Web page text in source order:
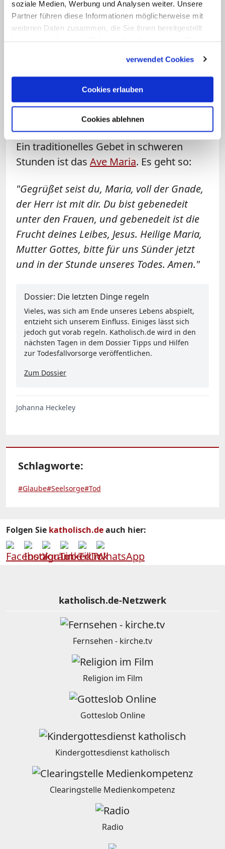
soziale Medien, Werbung und Analysen weiter. Unsere
Partner führen diese Informationen möglicherweise mit
weiteren Daten zusammen, die Sie ihnen bereitgestellt
verwendet Cookies
Cookies erlauben
Cookies ablehnen
Geldbörse, damit Sie sie immer
dabeihaben. Sprechen Sie auch mit Ihnen
Wunsch, damit sie darüber informiert
sind.
Gebetsvorschlag für die Rückseite der
Notfallkarte: Das Ave Maria
Ein traditionelles Gebet in schweren
Stunden ist das Ave Maria. Es geht so:
"Gegrüßet seist du, Maria, voll der Gnade,
der Herr ist mit dir. Du bist gebenedeit
unter den Frauen, und gebenedeit ist die
Frucht deines Leibes, Jesus. Heilige Maria,
Mutter Gottes, bitte für uns Sünder jetzt
und in der Stunde unseres Todes. Amen."
Dossier: Die letzten Dinge regeln
Vieles, was sich am Ende unseres Lebens abspielt,
entzieht sich unserem Einfluss. Einiges lässt sich
jedoch gut vorab regeln. Katholisch.de wird in den
nächsten Tagen in dem Dossier Tipps und Hilfen
zur Todesfallvorsorge veröffentlichen.
Zum Dossier
Johanna Heckeley
Schlagworte:
#Glaube#Seelsorge#Tod
Folgen Sie katholisch.deauch hier:
katholisch.de-Netzwerk
Fernsehen - kirche.tv
Religion im Film
Gotteslob Online
Kindergottesdienst katholisch
Clearingstelle Medienkompetenz
Radio